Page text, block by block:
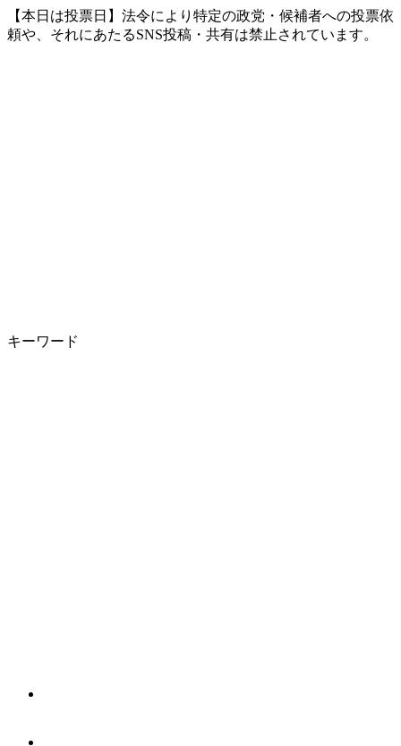
【本日は投票日】法令により特定の政党・候補者への投票依
頼や、それにあたるSNS投稿・共有は禁止されています。
キーワード